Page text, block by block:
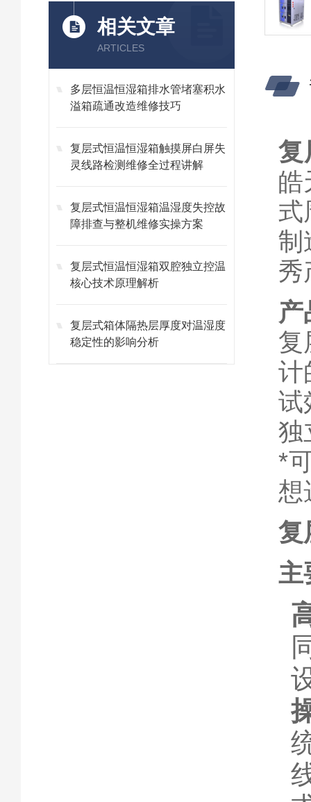
相关文章
ARTICLES
多层恒温恒湿箱排水管堵塞积水
溢箱疏通改造维修技巧
复层式恒温恒湿箱触摸屏白屏失
灵线路检测维修全过程讲解
复层式恒温恒湿箱温湿度失控故
障排查与整机维修实操方案
复层式恒温恒湿箱双腔独立控温
核心技术原理解析
复层式箱体隔热层厚度对温湿度
稳定性的影响分析
复
皓
式
制
秀
产
复
计
试
独
*
想
复
主